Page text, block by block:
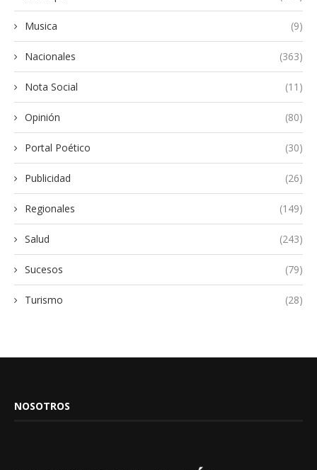
Musica (9)
Nacionales (363)
Nota Social (11)
Opinión (80)
Portal Poético (30)
Publicidad (26)
Regionales (149)
Salud (243)
Sucesos (79)
Turismo (28)
NOSOTROS